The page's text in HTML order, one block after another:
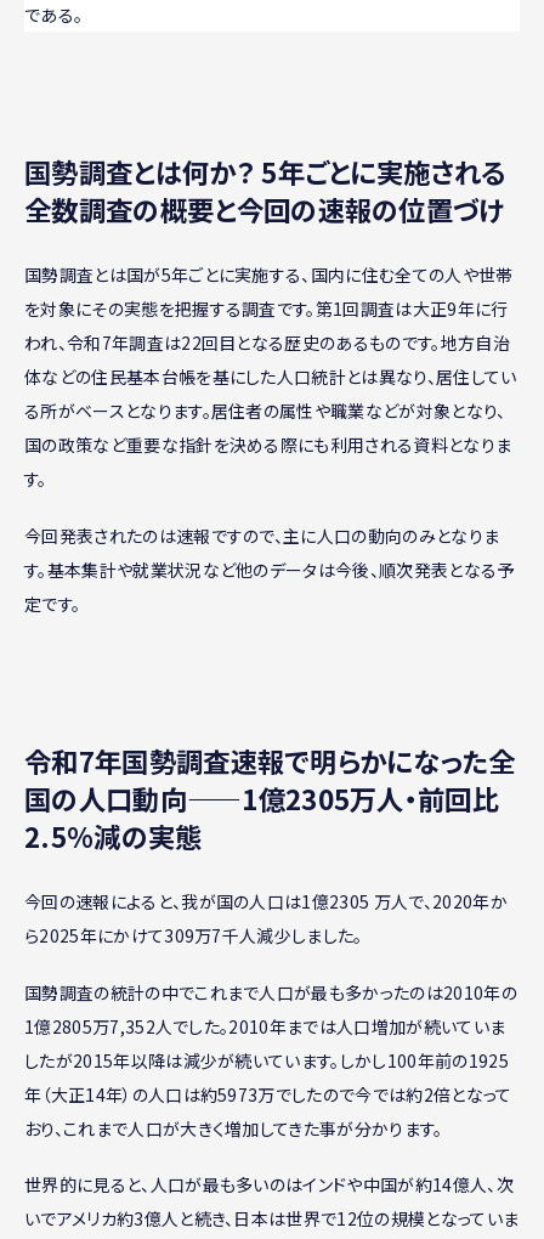
である。
国勢調査とは何か？ 5年ごとに実施される
全数調査の概要と今回の速報の位置づけ
国勢調査とは国が5年ごとに実施する、国内に住む全ての人や世帯
を対象にその実態を把握する調査です。第1回調査は大正9年に行
われ、令和7年調査は22回目となる歴史のあるものです。地方自治
体などの住民基本台帳を基にした人口統計とは異なり、居住してい
る所がベースとなります。居住者の属性や職業などが対象となり、
国の政策など重要な指針を決める際にも利用される資料となりま
す。
今回発表されたのは速報ですので、主に人口の動向のみとなりま
す。基本集計や就業状況など他のデータは今後、順次発表となる予
定です。
令和7年国勢調査速報で明らかになった全
国の人口動向——1億2305万人・前回比
2.5%減の実態
今回の速報によると、我が国の人口は1億2305 万人で、2020年か
ら2025年にかけて309万7千人減少しました。
国勢調査の統計の中でこれまで人口が最も多かったのは2010年の
1億2805万7,352人でした。2010年までは人口増加が続いていま
したが2015年以降は減少が続いています。しかし100年前の1925
年（大正14年）の人口は約5973万でしたので今では約2倍となって
おり、これまで人口が大きく増加してきた事が分かります。
世界的に見ると、人口が最も多いのはインドや中国が約14億人、次
いでアメリカ約3億人と続き、日本は世界で12位の規模となっていま